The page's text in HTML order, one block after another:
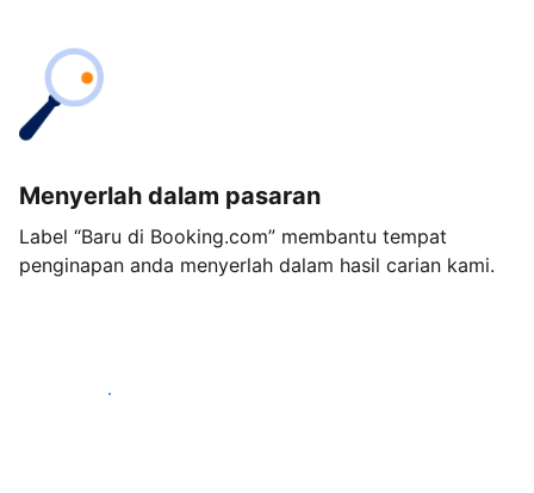
Menyerlah dalam pasaran
Label “Baru di Booking.com” membantu tempat
penginapan anda menyerlah dalam hasil carian kami.
Mulakan hari ini